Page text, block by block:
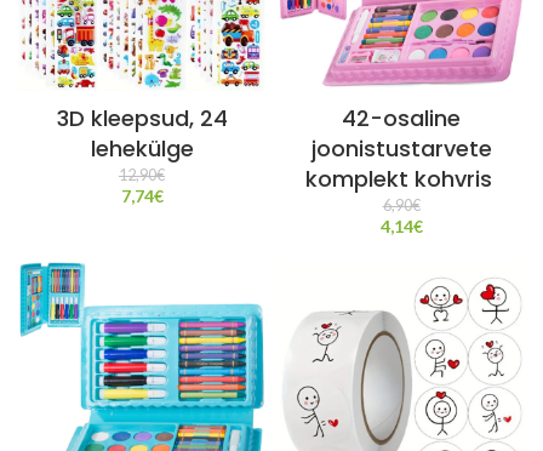
3D kleepsud, 24
lehekülge
12,90€
7,74€
42-osaline
joonistustarvete
komplekt kohvris
6,90€
4,14€